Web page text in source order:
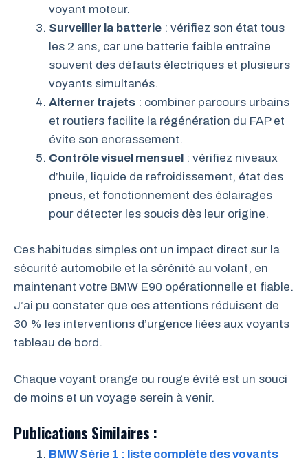
voyant moteur.
Surveiller la batterie : vérifiez son état tous
les 2 ans, car une batterie faible entraîne
souvent des défauts électriques et plusieurs
voyants simultanés.
Alterner trajets : combiner parcours urbains
et routiers facilite la régénération du FAP et
évite son encrassement.
Contrôle visuel mensuel : vérifiez niveaux
d’huile, liquide de refroidissement, état des
pneus, et fonctionnement des éclairages
pour détecter les soucis dès leur origine.
Ces habitudes simples ont un impact direct sur la
sécurité automobile et la sérénité au volant, en
maintenant votre BMW E90 opérationnelle et fiable.
J’ai pu constater que ces attentions réduisent de
30 % les interventions d’urgence liées aux voyants
tableau de bord.
Chaque voyant orange ou rouge évité est un souci
de moins et un voyage serein à venir.
Publications Similaires :
BMW Série 1 : liste complète des voyants